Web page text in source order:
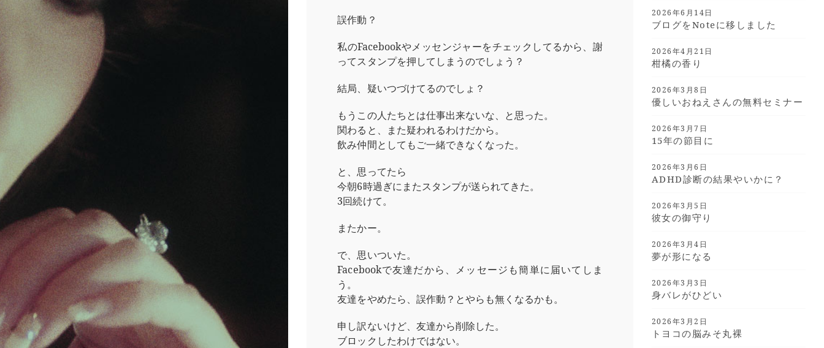
誤作動？
私のFacebookやメッセンジャーをチェックしてるから、謝
ってスタンプを押してしまうのでしょう？
結局、疑いつづけてるのでしょ？
もうこの人たちとは仕事出来ないな、と思った。
関わると、また疑われるわけだから。
飲み仲間としてもご一緒できなくなった。
と、思ってたら
今朝6時過ぎにまたスタンプが送られてきた。
3回続けて。
またかー。
で、思いついた。
Facebookで友達だから、メッセージも簡単に届いてしま
う。
友達をやめたら、誤作動？とやらも無くなるかも。
申し訳ないけど、友達から削除した。
ブロックしたわけではない。
2026年6月14日
ブログをnoteに移しました
2026年4月21日
柑橘の香り
2026年3月8日
優しいおねえさんの無料セミナー
2026年3月7日
15年の節目に
2026年3月6日
ADHD診断の結果やいかに？
2026年3月5日
彼女の御守り
2026年3月4日
夢が形になる
2026年3月3日
身バレがひどい
2026年3月2日
トヨコの脳みそ丸裸